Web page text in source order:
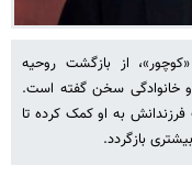
از بازگشت روحیه
خانوادگی سخن گفته است.
فرزندانش به او کمک کرده تا
بازگردد.